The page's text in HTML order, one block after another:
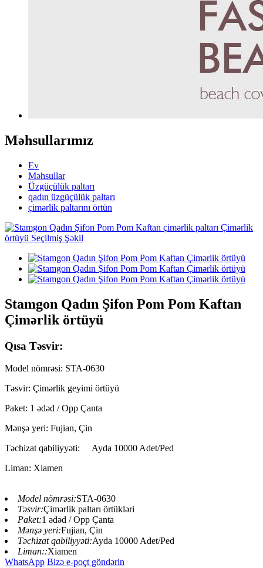
Məhsullarımız
Ev
Məhsullar
Üzgüçülük paltarı
qadın üzgüçülük paltarı
çimərlik paltarını örtün
Stamgon Qadın Şifon Pom Pom Kaftan
Çimərlik örtüyü
Qısa Təsvir:
Model nömrəsi: STA-0630
Təsvir: Çimərlik geyimi örtüyü
Paket: 1 ədəd / Opp Çanta
Mənşə yeri: Fujian, Çin
Təchizat qabiliyyəti:
Ayda 10000 Adet/Ped
Liman: Xiamen
Model nömrəsi:STA-0630
Təsvir:Çimərlik paltarı örtükləri
Paket:1 ədəd / Opp Çanta
Mənşə yeri:Fujian, Çin
Təchizat qabiliyyəti:Ayda 10000 Adet/Ped
Liman::Xiamen
WhatsApp Bizə e-poçt göndərin